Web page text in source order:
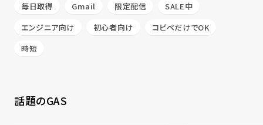
毎日取得
Gmail 限定配信
SALE中
エンジニア向け
初心者向け
コピペだけでOK
時短
話題のGAS